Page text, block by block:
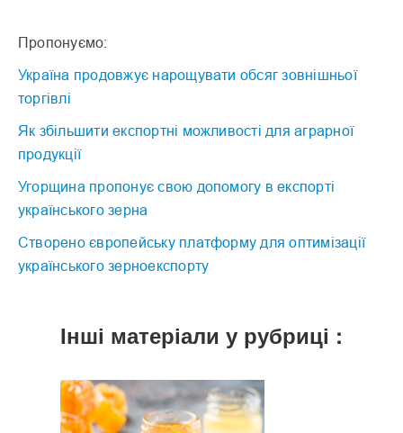
Пропонуємо:
Україна продовжує нарощувати обсяг зовнішньої
торгівлі
Як збільшити експортні можливості для аграрної
продукції
Угорщина пропонує свою допомогу в експорті
українського зерна
Створено європейську платформу для оптимізації
українського зерноекспорту
Інші матеріали у рубриці :